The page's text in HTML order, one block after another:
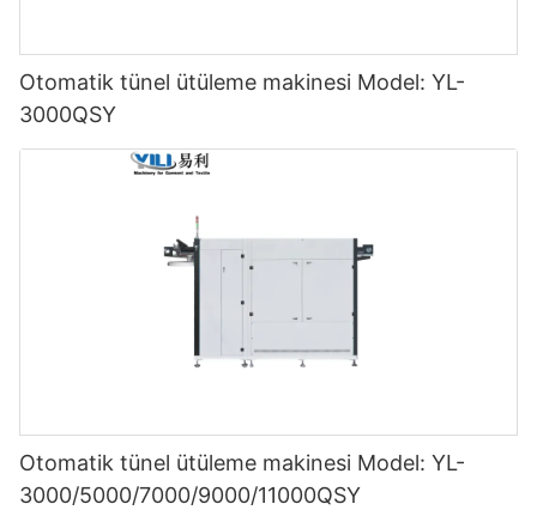
Otomatik tünel ütüleme makinesi Model: YL-
3000QSY
Otomatik tünel ütüleme makinesi Model: YL-
3000/5000/7000/9000/11000QSY